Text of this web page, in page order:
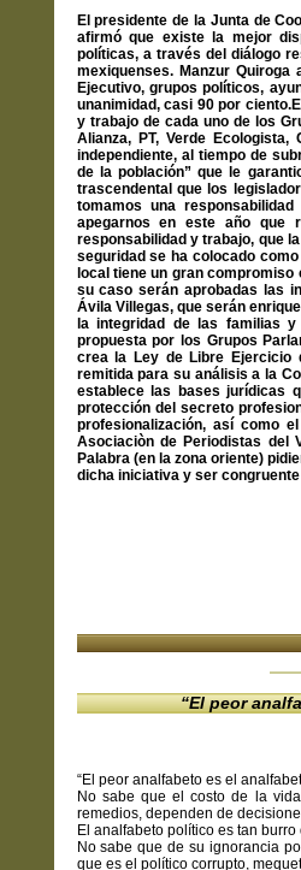
El presidente de la Junta de
afirmó que existe la mejor
políticas, a través del diálogo
mexiquenses. Manzur
Ejecutivo, grupos políticos,
unanimidad, casi 90 por
y trabajo de cada uno de los
Alianza, PT, Verde
independiente, al tiempo de
de la población” que le
trascendental que los
tomamos una
apegarnos en este año que
responsabilidad y trabajo, que
seguridad se ha colocado
local tiene un gran
su caso serán aprobadas las
Ávila Villegas, que serán
la integridad de las familias
propuesta por los Grupos
crea la Ley de Libre Ejercicio
remitida para su análisis a la
establece las bases jurídicas
protección del secreto
profesionalización, así como
Asociaciòn de Periodistas del
Palabra (en la zona oriente)
dicha iniciativa y ser
“El peor
“El peor analfabeto es el
No sabe que el costo de la
remedios, dependen de
El analfabeto político es tan
No sabe que de su ignorancia
que es el político corrupto,